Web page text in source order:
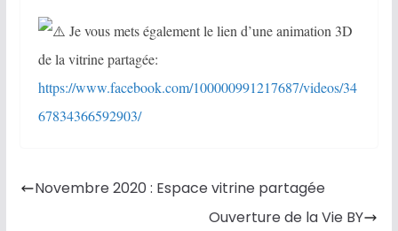
Je vous mets également le lien d’une animation 3D
de la vitrine partagée:
https://www.facebook.com/100000991217687/videos/34
67834366592903/
Novembre 2020 : Espace vitrine partagée
Ouverture de la Vie BY